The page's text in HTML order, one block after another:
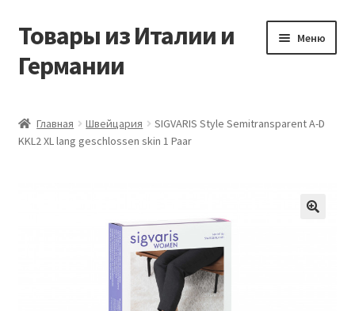
Перейти
навигации
Перейти
содержимому
Товары из Италии и
Германии
Меню
Виды доставки
Главная Швейцария
SIGVARIS Style Semitransparent A-D
KKL2 XL lang geschlossen skin 1 Paar